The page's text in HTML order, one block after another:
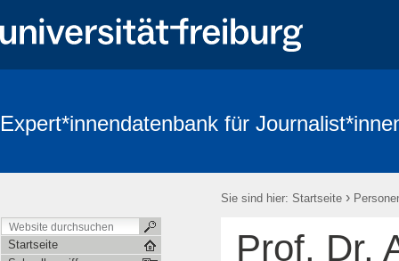
Expert*innendatenbank für
Sie sind hier: Startseite ›
Startseite
Prof. Dr.